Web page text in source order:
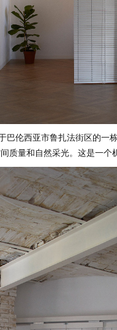
巴伦西亚市鲁扎法街区的一
质量和自然采光。这是一个